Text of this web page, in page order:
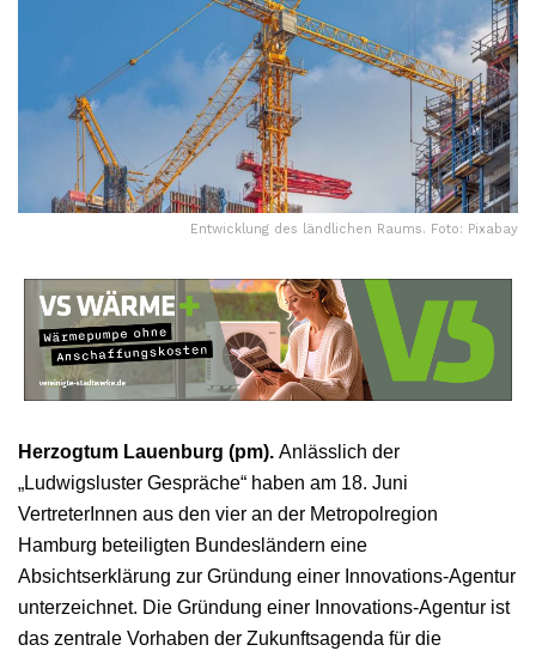
Entwicklung des ländlichen Raums. Foto: Pixabay
Herzogtum Lauenburg (pm). Anlässlich der
„Ludwigsluster Gespräche“ haben am 18. Juni
VertreterInnen aus den vier an der Metropolregion
Hamburg beteiligten Bundesländern eine
Absichtserklärung zur Gründung einer Innovations-Agentur
unterzeichnet. Die Gründung einer Innovations-Agentur ist
das zentrale Vorhaben der Zukunftsagenda für die